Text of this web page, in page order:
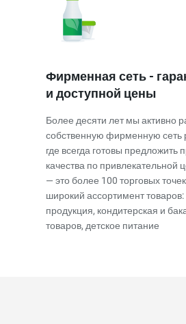
Фирменная сеть -
и доступной цены
Более десяти лет мы активно
собственную фирменную сеть
где всегда готовы предложить
качества по привлекательной
— это более 100 торговых
широкий ассортимент
продукция, кондитерская и
товаров, детское питание